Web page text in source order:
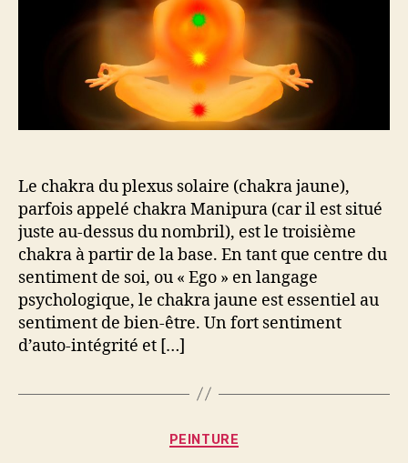
Le chakra du plexus solaire (chakra jaune),
parfois appelé chakra Manipura (car il est situé
juste au-dessus du nombril), est le troisième
chakra à partir de la base. En tant que centre du
sentiment de soi, ou « Ego » en langage
psychologique, le chakra jaune est essentiel au
sentiment de bien-être. Un fort sentiment
d’auto-intégrité et […]
Catégories
PEINTURE